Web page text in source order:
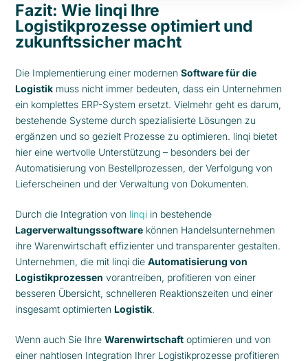
Fazit: Wie linqi Ihre
Logistikprozesse optimiert und
zukunftssicher macht
Die Implementierung einer modernenSoftware für die
Logistik muss nicht immer bedeuten, dass ein Unternehmen
ein komplettes ERP-System ersetzt. Vielmehr geht es darum,
bestehende Systeme durch spezialisierte Lösungen zu
ergänzen und so gezielt Prozesse zu optimieren. linqi bietet
hier eine wertvolle Unterstützung – besonders bei der
Automatisierung von Bestellprozessen, der Verfolgung von
Lieferscheinen und der Verwaltung von Dokumenten.
Durch die Integration von linqi in bestehende
Lagerverwaltungssoftware können Handelsunternehmen
ihre Warenwirtschaft effizienter und transparenter gestalten.
Unternehmen, die mit linqi dieAutomatisierung von
Logistikprozessen vorantreiben, profitieren von einer
besseren Übersicht, schnelleren Reaktionszeiten und einer
insgesamt optimierten Logistik.
Wenn auch Sie IhreWarenwirtschaft optimieren und von
einer nahtlosen Integration Ihrer Logistikprozesse profitieren